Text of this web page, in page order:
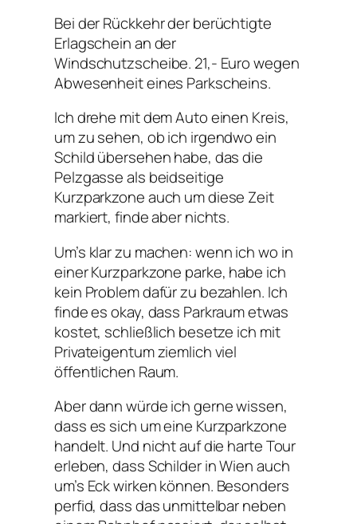
Bei der Rückkehr der berüchtigte
Erlagschein an der
Windschutzscheibe. 21,- Euro wegen
Abwesenheit eines Parkscheins.
Ich drehe mit dem Auto einen Kreis,
um zu sehen, ob ich irgendwo ein
Schild übersehen habe, das die
Pelzgasse als beidseitige
Kurzparkzone auch um diese Zeit
markiert, finde aber nichts.
Um’s klar zu machen: wenn ich wo in
einer Kurzparkzone parke, habe ich
kein Problem dafür zu bezahlen. Ich
finde es okay, dass Parkraum etwas
kostet, schließlich besetze ich mit
Privateigentum ziemlich viel
öffentlichen Raum.
Aber dann würde ich gerne wissen,
dass es sich um eine Kurzparkzone
handelt. Und nicht auf die harte Tour
erleben, dass Schilder in Wien auch
um’s Eck wirken können. Besonders
perfid, dass das unmittelbar neben